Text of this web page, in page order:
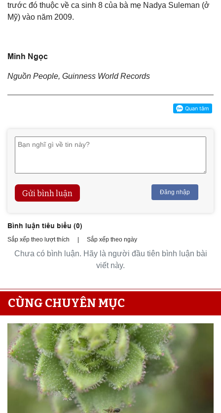
trước đó thuộc về ca sinh 8 của bà mẹ Nadya Suleman (ở
Mỹ) vào năm 2009.
Minh Ngọc
Nguồn People, Guinness World Records
Gửi bình luận Đăng nhập
Bình luận tiêu biểu (0)
Sắp xếp theo lượt thích | Sắp xếp theo ngày
Chưa có bình luận. Hãy là người đầu tiên bình luận bài
viết này.
CÙNG CHUYÊN MỤC